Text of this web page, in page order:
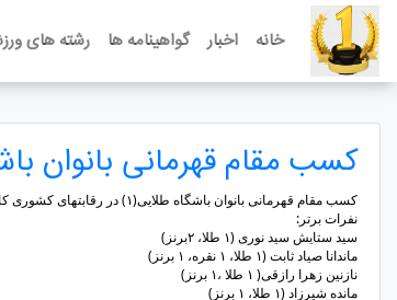
خانه اخبار گواهینامه ها رشته های
کسب مقام قهرمانی بانوان
کسب مقام قهرمانی بانوان باشگاه طلایی(۱) در رقابتهای کشوری کاراته سبک (ICKA) و (واداریو)
نفرات برتر:
​سید ستایش سید نوری (۱ طلا، ۲برنز)
​ماندانا صیاد ثابت (۱ طلا، ۱ نقره، ۱ برنز)
نازنین زهرا رازقی( ۱ طلا ،۱ برنز)
​مانده شیرزاد (۱ طلا، ۱ برنز)